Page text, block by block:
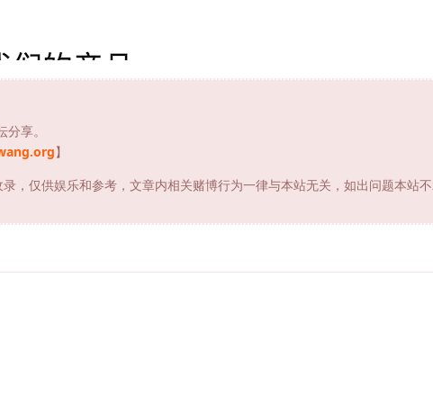
享。
】
，仅供娱乐和参考，文章内相关赌博行为一律与本站无关，如出问题本站